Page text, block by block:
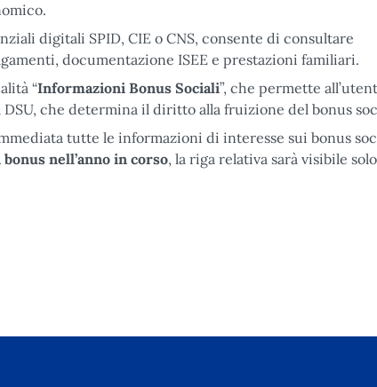
digitali SPID, CIE o CNS, consente di consultare
documentazione ISEE e prestazioni familiari.
“Informazioni Bonus Sociali”, che permette
che determina il diritto alla fruizione del bonus
tutte le informazioni di interesse sui bonus
nell’anno in corso, la riga relativa sarà visibile solo